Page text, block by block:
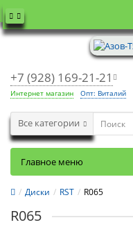
+7 (928) 169-21-21
Интернет магазин Опт: Виталий
Все категории
Главное меню
Диски RST R065
R065